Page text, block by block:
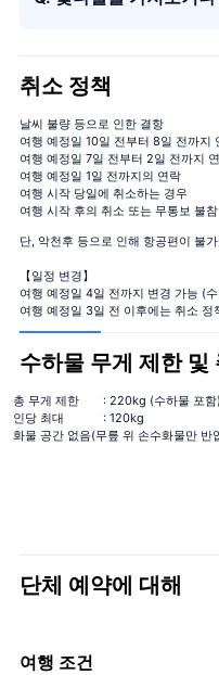
큰 꽃다발
큰 꽃다발
시즌의 꽃다발
시즌의 꽃다발
취소 정책
날씨 불량 등으로 인한 결항
여행 예정일 10일 전부터 8일 전까지
여행 예정일 7일 전부터 2일 전까지
여행 예정일 1일 전까지의 연락
여행 시작 당일에 취소하는 경우
여행 시작 후의 취소 또는 무통보 불참
단, 악천후 등으로 인해 항공편이 불
【일정 변경】
여행 예정일 4일 전까지 변경 가능 (
여행 예정일 3일 전 이후에는 취소
수하물 무게 제한 및
총 무게 제한
: 220kg (수하물 포함)
인당 최대
: 120kg
화물 공간 없음(무릎 위 손수화물만 반
단체 예약에 대해
여행 조건